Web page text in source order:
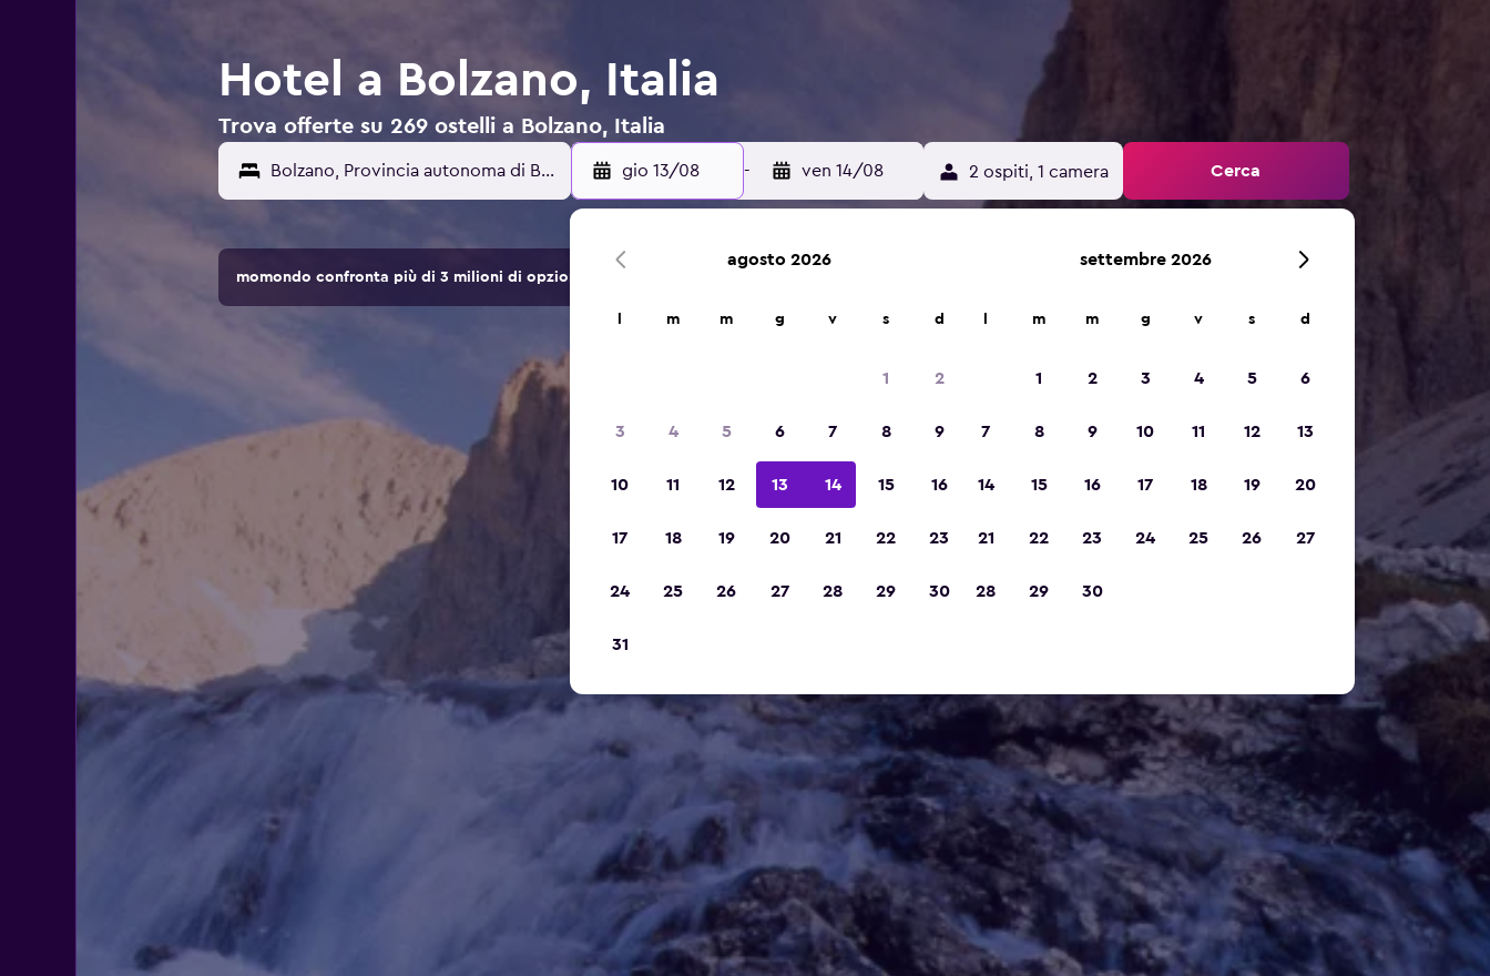
Hotel a Bolzano, Italia
Trova offerte su 269 ostelli a Bolzano, Italia
gio 13/08 - ven 14/08 2 ospiti, 1 camera Cerca
momondo confronta più di 3 milioni di opzioni di hotel e alloggi.
agosto 2026
m m g v s d
1 2
3 4 5 6 7 8 9
10 11 12 13 14 15 16
17 18 19 20 21 22 23
24 25 26 27 28 29 30
31
settembre 2026
m m g v s d
1 2 3 4 5 6
7 8 9 10 11 12 13
14 15 16 17 18 19 20
21 22 23 24 25 26 27
28 29 30